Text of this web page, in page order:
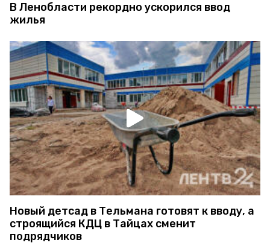
В Ленобласти рекордно ускорился ввод
жилья
Новый детсад в Тельмана готовят к вводу, а
строящийся КДЦ в Тайцах сменит
подрядчиков